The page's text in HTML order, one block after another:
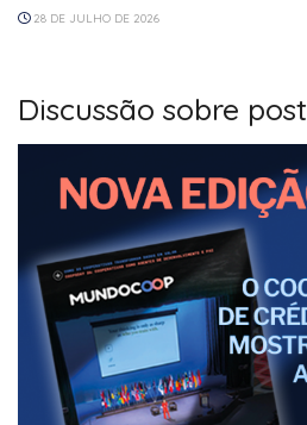
28 DE JULHO DE 2026
Discussão sobre post